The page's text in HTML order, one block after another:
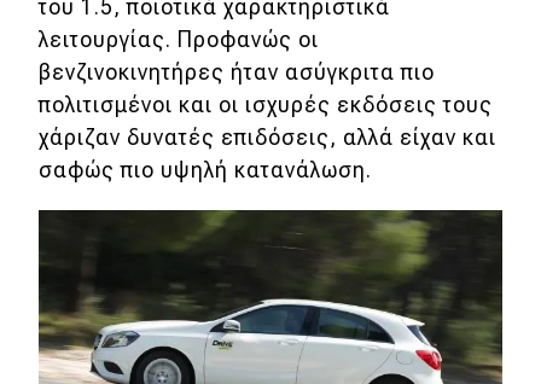
WRC
Motorsport
Eco
Τεχνολογία
Mobility
Σταθμοί φόρτισης
του 1.5, ποιοτικά χαρακτηριστικά
λειτουργίας. Προφανώς οι
βενζινοκινητήρες ήταν ασύγκριτα πιο
πολιτισμένοι και οι ισχυρές εκδόσεις τους
χάριζαν δυνατές επιδόσεις, αλλά είχαν και
σαφώς πιο υψηλή κατανάλωση.